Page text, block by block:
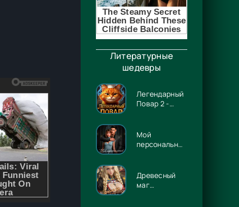
Литературные
шедевры
Легендарный
Повар 2 -
Мой
персональный
Древесный
маг